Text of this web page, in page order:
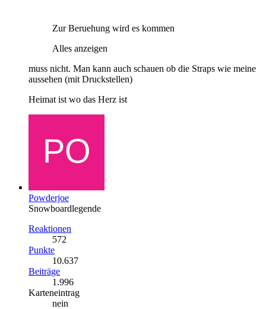
Zur Beruehung wird es kommen
Alles anzeigen
muss nicht. Man kann auch schauen ob die Straps wie meine
aussehen (mit Druckstellen)
Heimat ist wo das Herz ist
Powderjoe
Snowboardlegende
Reaktionen
572
Punkte
10.637
Beiträge
1.996
Karteneintrag
nein